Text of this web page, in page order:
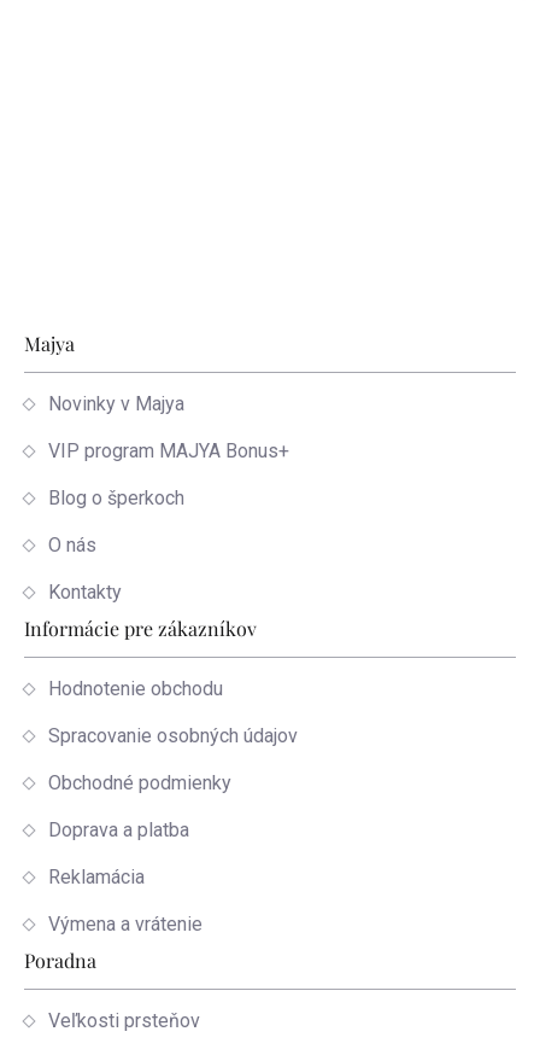
Zápätie
Majya
Novinky v Majya
VIP program MAJYA Bonus+
Blog o šperkoch
O nás
Kontakty
Informácie pre zákazníkov
Hodnotenie obchodu
Spracovanie osobných údajov
Obchodné podmienky
Doprava a platba
Reklamácia
Výmena a vrátenie
Poradna
Veľkosti prsteňov